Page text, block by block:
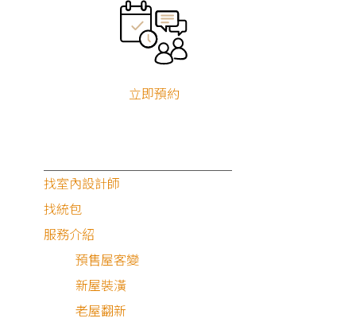
立即預約
找室內設計師
找統包
服務介紹
預售屋客變
新屋裝潢
老屋翻新